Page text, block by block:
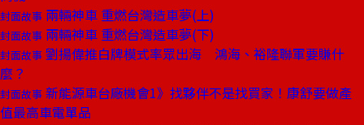
封面故事 兩輛神車 重燃台灣造車夢(上)
封面故事 兩輛神車 重燃台灣造車夢(下)
封面故事 劉揚偉推白牌模式率眾出海 鴻海、裕隆聯軍要賺什
麼？
封面故事 新能源車台廠機會1》找夥伴不是找買家！康舒要做產
值最高車電單品